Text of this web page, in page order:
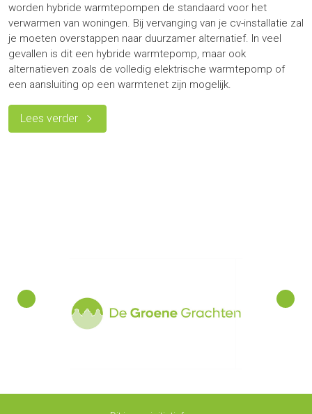
worden hybride warmtepompen de standaard voor het
verwarmen van woningen. Bij vervanging van je cv-installatie zal
je moeten overstappen naar duurzamer alternatief. In veel
gevallen is dit een hybride warmtepomp, maar ook
alternatieven zoals de volledig elektrische warmtepomp of
een aansluiting op een warmtenet zijn mogelijk.
Lees verder